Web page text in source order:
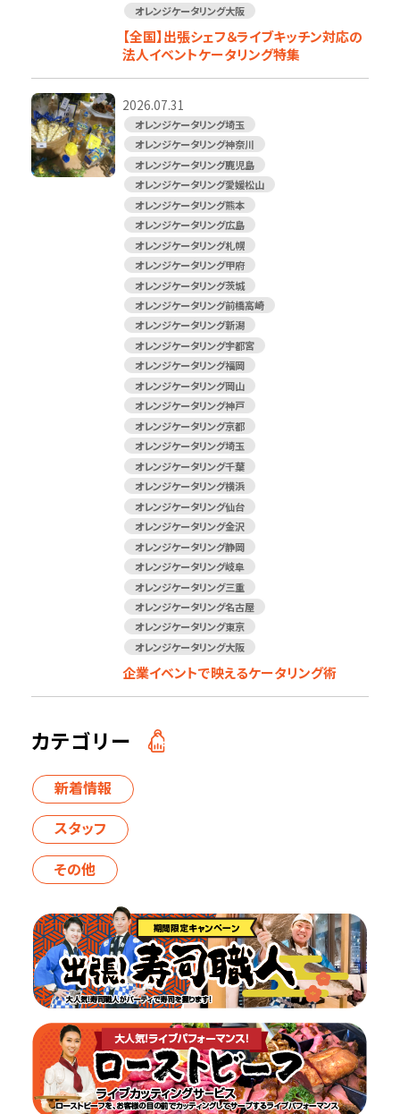
オレンジケータリング大阪
【全国】出張シェフ＆ライブキッチン対応の
法人イベントケータリング特集
2026.07.31
オレンジケータリング埼玉
オレンジケータリング神奈川
オレンジケータリング鹿児島
オレンジケータリング愛媛松山
オレンジケータリング熊本
オレンジケータリング広島
オレンジケータリング札幌
オレンジケータリング甲府
オレンジケータリング茨城
オレンジケータリング前橋高崎
オレンジケータリング新潟
オレンジケータリング宇都宮
オレンジケータリング福岡
オレンジケータリング岡山
オレンジケータリング神戸
オレンジケータリング京都
オレンジケータリング埼玉
オレンジケータリング千葉
オレンジケータリング横浜
オレンジケータリング仙台
オレンジケータリング金沢
オレンジケータリング静岡
オレンジケータリング岐阜
オレンジケータリング三重
オレンジケータリング名古屋
オレンジケータリング東京
オレンジケータリング大阪
企業イベントで映えるケータリング術
カテゴリー
新着情報
スタッフ
その他